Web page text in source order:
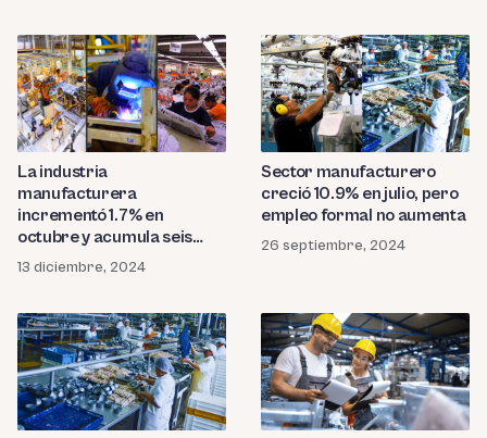
La industria
manufacturera
incrementó 1.7% en
octubre y acumula seis
meses de crecimiento
13 diciembre, 2024
Sector manufacturero
creció 10.9% en julio, pero
empleo formal no aumenta
26 septiembre, 2024